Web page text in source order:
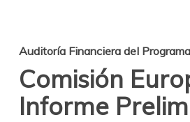
Auditoría Financiera del
Comisión
Informe